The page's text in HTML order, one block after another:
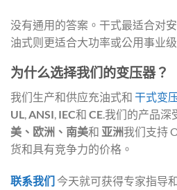
没有通用的答案。干式最适合对
油式则更适合大功率或公用事业
为什么选择我们的变压器？
我们生产和供应充油式和 干式变
UL,ANSI, IEC和 CE.我们的产品深
美、欧洲、南美和 亚洲我们支持
货和具有竞争力的价格。
联系我们 今天就可获得专家指导